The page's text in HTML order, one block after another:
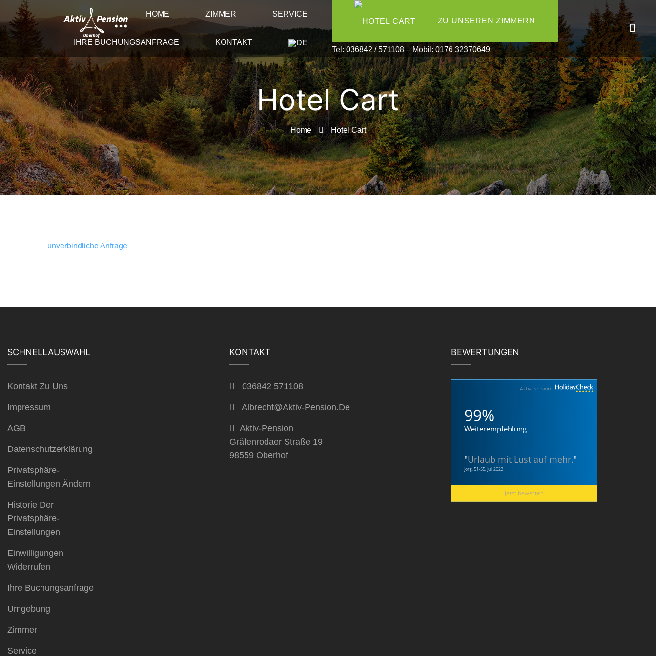
HOME ZIMMER SERVICE
IHRE BUCHUNGSANFRAGE KONTAKT
ZU UNSEREN ZIMMERN
Tel: 036842 / 571108 – Mobil: 0176 32370649
Hotel Cart
Home Hotel Cart
unverbindliche Anfrage
SCHNELLAUSWAHL
Kontakt Zu Uns
Impressum
AGB
Datenschutzerklärung
Privatsphäre-
Einstellungen Ändern
Historie Der
Privatsphäre-
Einstellungen
Einwilligungen
Widerrufen
Ihre Buchungsanfrage
Umgebung
Zimmer
Service
KONTAKT
036842 571108
Albrecht@aktiv-Pension.de
Aktiv-Pension
Gräfenrodaer Straße 19
98559 Oberhof
BEWERTUNGEN
Aktiv Pension
99%
Weiterempfehlung
"Urlaub mit Lust auf mehr."
Jörg, 51-55, Juli 2022
Jetzt bewerten